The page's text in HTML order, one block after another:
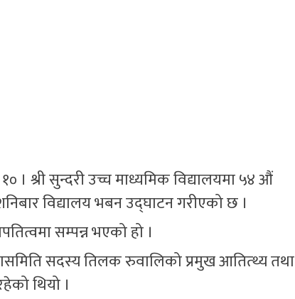
। श्री सुन्दरी उच्च माध्यमिक विद्यालयमा ५४ औं
विद्यालय भबन उद्घाटन गरीएको छ ।
सम्पन्न भएको हो ।
सदस्य तिलक रुवालिको प्रमुख आतित्थ्य तथा
थियो ।